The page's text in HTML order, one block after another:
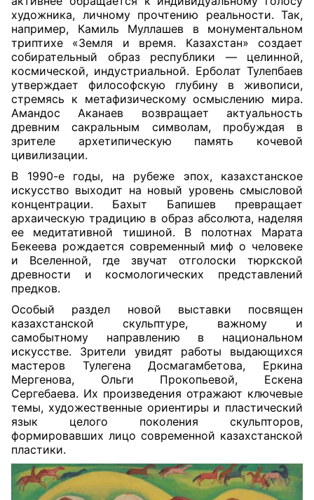
художника, личному прочтению реальности. Так,
например, Камиль Муллашев в монументальном
триптихе «Земля и время. Казахстан» создает
собирательный образ республики — целинной,
космической, индустриальной. Ерболат Тулепбаев
утверждает философскую глубину в живописи,
стремясь к метафизическому осмыслению мира.
Амандос Аканаев возвращает актуальность
древним сакральным символам, пробуждая в
зрителе архетипическую память кочевой
цивилизации.
В 1990-е годы, на рубеже эпох, казахстанское
искусство выходит на новый уровень смысловой
концентрации. Бахыт Бапишев превращает
архаическую традицию в образ абсолюта, наделяя
ее медитативной тишиной. В полотнах Марата
Бекеева рождается современный миф о человеке
и Вселенной, где звучат отголоски тюркской
древности и космологических представлений
предков.
Особый раздел новой выставки посвящен
казахстанской скульптуре, важному и
самобытному направлению в национальном
искусстве. Зрители увидят работы выдающихся
мастеров Тулегена Досмагамбетова, Еркина
Мергенова, Ольги Прокопьевой, Ескена
Сергебаева. Их произведения отражают ключевые
темы, художественные ориентиры и пластический
язык целого поколения скульпторов,
формировавших лицо современной казахстанской
пластики.